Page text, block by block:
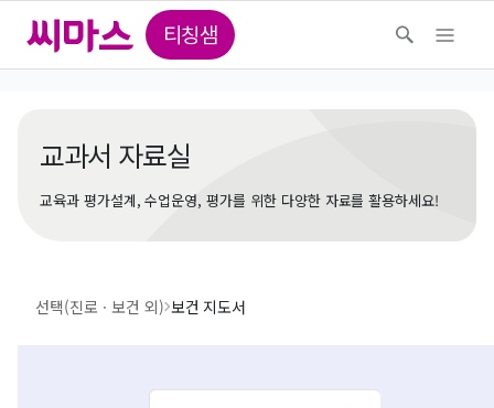
티칭샘
교과서 자료실
교육과 평가설계, 수업운영, 평가를 위한 다양한 자료를 활용하세요!
선택(진로ㆍ보건 외) 보건 지도서